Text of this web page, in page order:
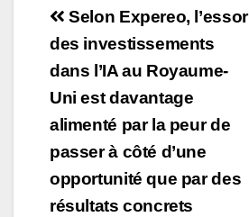
Navigation
de
l’article
Selon Expereo, l’essor
des investissements
dans l’IA au Royaume-
Uni est davantage
alimenté par la peur de
passer à côté d’une
opportunité que par des
résultats concrets